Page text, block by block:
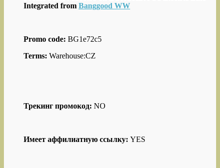
Integrated from Banggood WW
Promo code: BG1e72c5
Terms: Warehouse:CZ
Трекинг промокод: NO
Имеет аффилиатную ссылку: YES